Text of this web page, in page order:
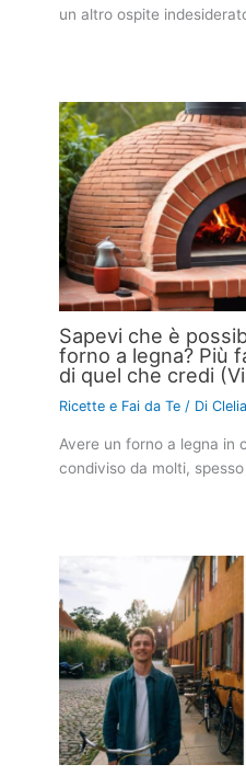
un altro ospite
Sapevi che è
forno a legna? Più
di quel che credi
Ricette e Fai da Te / Di
Avere un forno a legna in
condiviso da molti,